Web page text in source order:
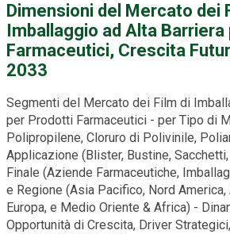
Dimensioni del Mercato dei
Imballaggio ad Alta
Farmaceutici, Crescita
2033
Segmenti del Mercato dei Film di
per Prodotti Farmaceutici - per Tipo di
Polipropilene, Cloruro di Polivinile,
Applicazione (Blister, Bustine,
Finale (Aziende Farmaceutiche,
e Regione (Asia Pacifico, Nord America,
Europa, e Medio Oriente & Africa) -
Opportunità di Crescita, Driver